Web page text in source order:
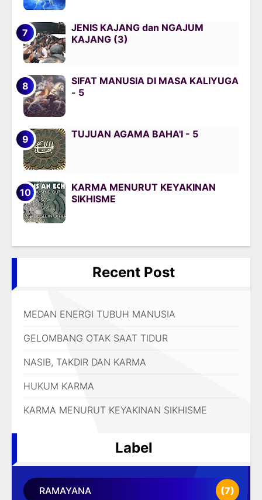
JENIS KAJANG dan NGAJUM
KAJANG (3)
SIFAT MANUSIA DI MASA KALIYUGA
- 5
TUJUAN AGAMA BAHA'I - 5
KARMA MENURUT KEYAKINAN
SIKHISME
Recent Post
MEDAN ENERGI TUBUH MANUSIA
GELOMBANG OTAK SAAT TIDUR
NASIB, TAKDIR DAN KARMA
HUKUM KARMA
KARMA MENURUT KEYAKINAN SIKHISME
Label
RAMAYANA (7)